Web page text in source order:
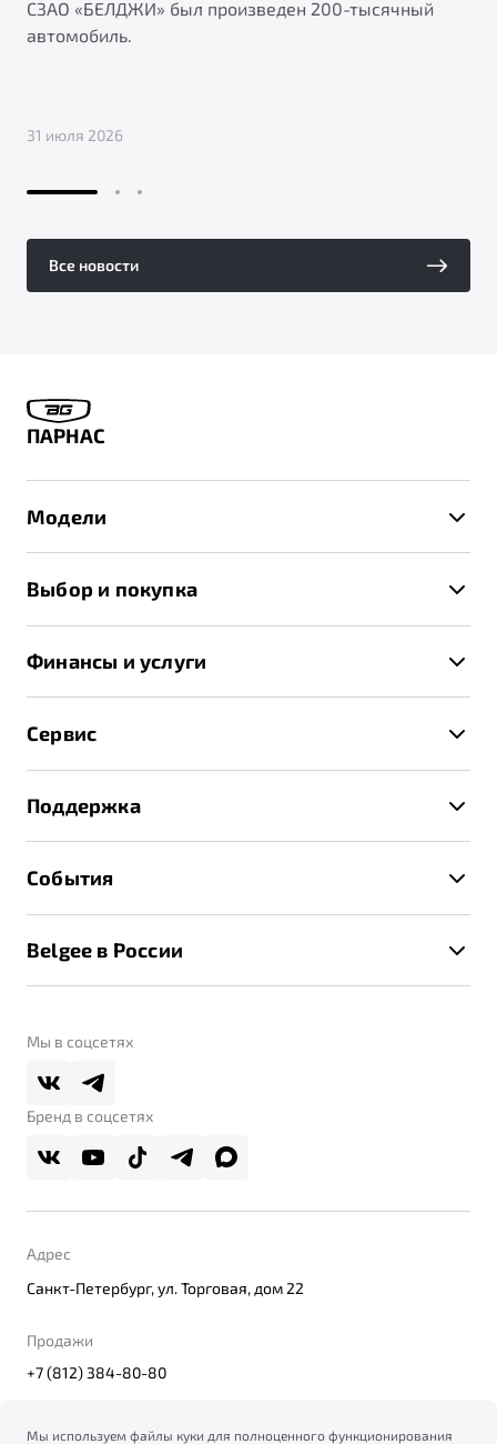
СЗАО «БЕЛДЖИ» был произведен 200-тысячный
автомобиль.
31 июля 2026
Все новости
ПАРНАС
Модели
X70
Выбор и покупка
Записаться на тест-драйв
Получить предложение
Финансы и услуги
Страхование
Расчет КАСКО
Сервис
Техническое обслуживание
Калькулятор ТО
Поддержка
Помощь на дорогах
Belgee Линк
Belgee Плюс
Реферальная программа
События
Belgee в России
О дилерском центре
Правовая информация
Мы в соцсетях
Бренд в соцсетях
Адрес
Санкт-Петербург, ул. Торговая, дом 22
Продажи
+7 (812) 384-80-80
Мы используем файлы куки для полноценного функционирования